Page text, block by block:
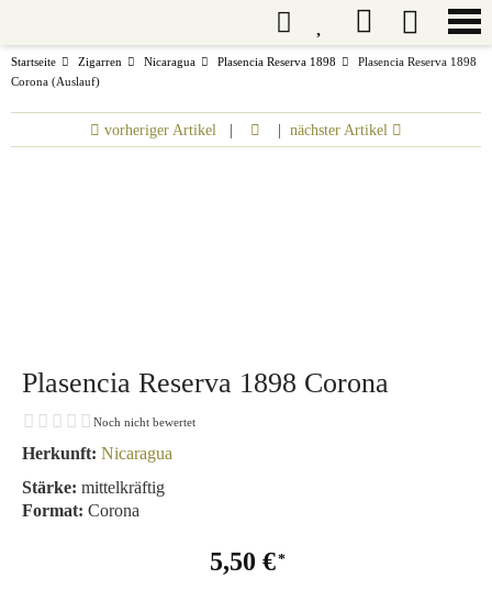
Startseite Zigarren Nicaragua Plasencia Reserva 1898
Plasencia Reserva 1898
Corona (Auslauf)
vorheriger Artikel | | nächster Artikel
Plasencia Reserva 1898 Corona
Noch nicht bewertet
Herkunft: Nicaragua
Stärke: mittelkräftig
Format: Corona
5,50 €